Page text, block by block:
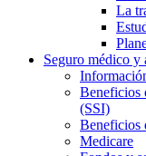
La
Seguro médico y
Beneficios
(SSI)
Beneficios
Medicare